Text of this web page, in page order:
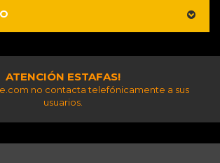
ATENCIÓN ESTAFAS!
no contacta telefónicamente a sus
usuarios.